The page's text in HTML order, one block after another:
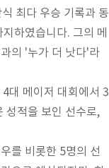
최다 우승 기록과 동
하였습니다. 그의 메
의 '누가 더 낫다'라
대 메이저 대회에서 3
성적을 보인 선수로,
를 비롯한 5명의 선